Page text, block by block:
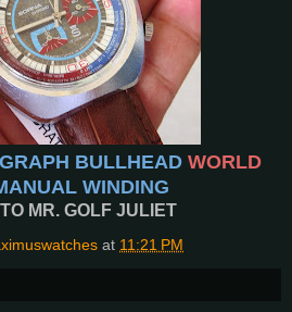
BULLHEAD WORLD
WINDING
MR. GOLF JULIET
at 11:21 PM